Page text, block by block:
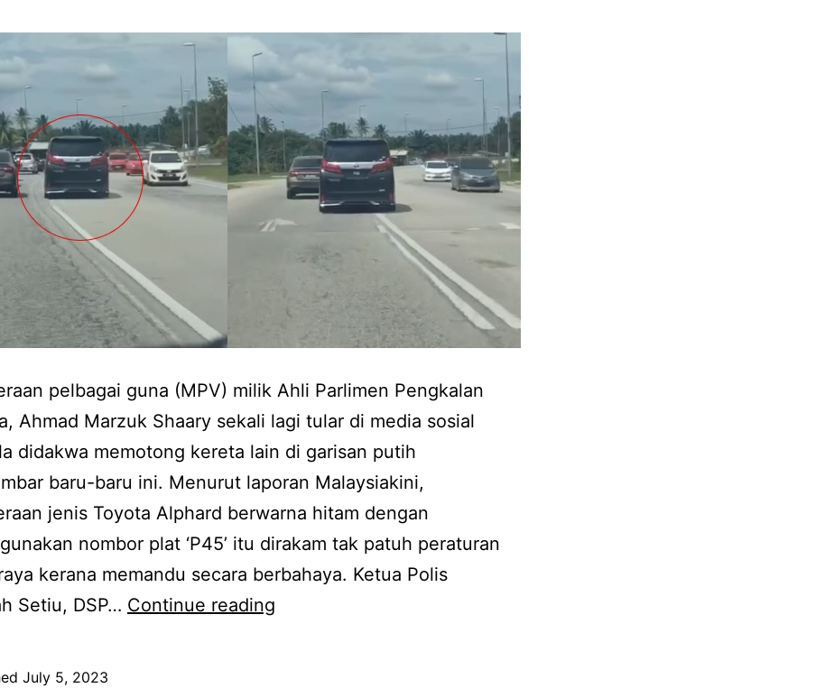
pelbagai guna (MPV) milik Ahli Parlimen Pengkalan
Ahmad Marzuk Shaary sekali lagi tular di media sosial
didakwa memotong kereta lain di garisan putih
baru-baru ini. Menurut laporan Malaysiakini,
jenis Toyota Alphard berwarna hitam dengan
nombor plat ‘P45’ itu dirakam tak patuh peraturan
kerana memandu secara berbahaya. Ketua Polis
Setiu, DSP… Continue reading
July 5, 2023